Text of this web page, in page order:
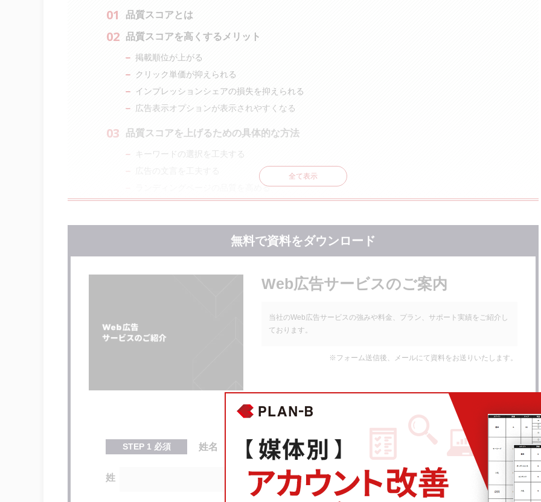
品質スコアとは
品質スコアを高くするメリット
掲載順位が上がる
クリック単価が抑えられる
インプレッションシェアの損失を抑えられる
広告表示オプションが表示されやすくなる
品質スコアを上げるための具体的な方法
キーワードの選択を工夫する
ランディングページの品質を高める
広告とキーワードの関連性
広告の関連性
不利な場所で表示される
広告費用が高額になる可能性がある
品質スコアの確認方法
全て表示
無料で資料をダウンロード
Web広告サービスのご案内
当社のWeb広告サービスの強みや料金、プラン、サポート実績をご紹介し
ております。
※フォーム送信後、メールにて資料をお送りいたします。
STEP 1 必須 姓名
姓 名